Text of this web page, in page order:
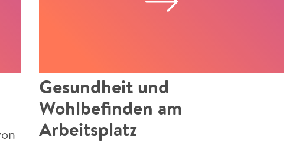
Gesundheit und
Wohlbefinden am
Arbeitsplatz